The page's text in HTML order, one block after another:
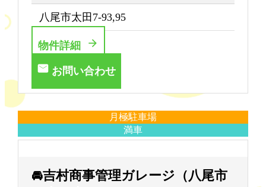
八尾市太田7-93,95
物件詳細
お問い合わせ
月極駐車場
満車
🚘吉村商事管理ガレージ（八尾市